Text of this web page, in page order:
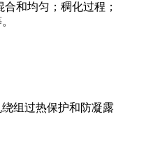
和均匀；稠化过程；
组过热保护和防凝露